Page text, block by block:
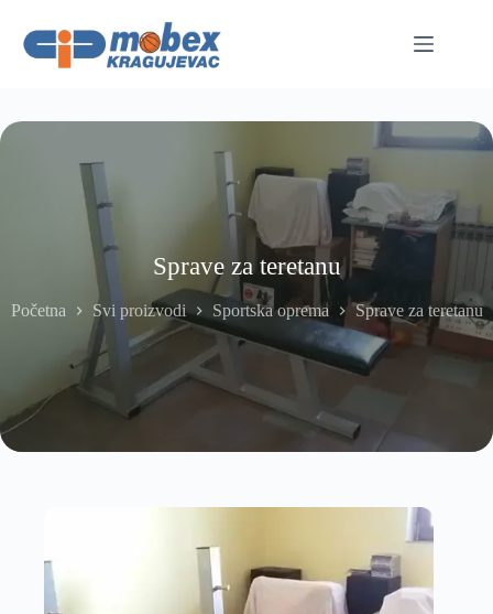
content
Sprave za teretanu
Početna Svi proizvodi Sportska oprema Sprave za teretanu